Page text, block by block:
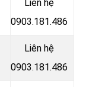
Liên hệ
0903.181.486
Liên hệ
0903.181.486